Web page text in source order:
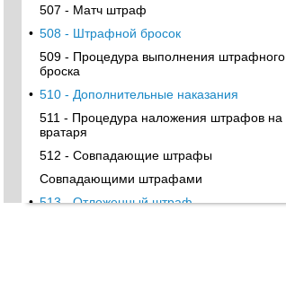
507 - Матч штраф
• 508 - Штрафной бросок
509 - Процедура выполнения штрафного
броска
• 510 - Дополнительные наказания
511 - Процедура наложения штрафов на
вратаря
512 - Совпадающие штрафы
Совпадающими штрафами
• 513 - Отложенный штраф